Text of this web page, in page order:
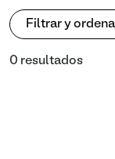
Filtrar y
0 resultados